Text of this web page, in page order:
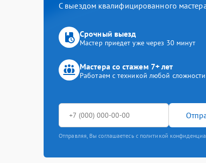
С выездом квалифицированного
Срочный выезд
Мастер приедет уже через 30 минут
Мастера со стажем 7+ лет
Работаем с техникой любой сложности
Отправляя, Вы соглашаетесь с политикой